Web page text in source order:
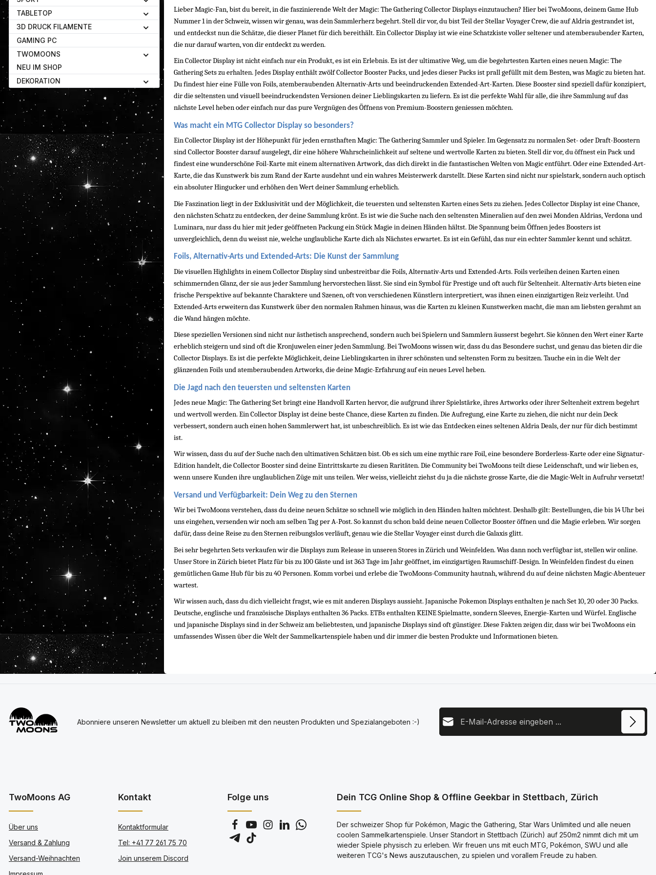
TABLETOP
3D DRUCK FILAMENTE
GAMING PC
TWOMOONS
NEU IM SHOP
DEKORATION
Lieber Magic-Fan, bist du bereit, in die faszinierende Welt der Magic: The Gathering Collector Displays einzutauchen? Hier bei TwoMoons, deinem Game Hub
Nummer 1 in der Schweiz, wissen wir genau, was dein Sammlerherz begehrt. Stell dir vor, du bist Teil der Stellar Voyager Crew, die auf Aldria gestrandet ist,
und entdeckst nun die Schätze, die dieser Planet für dich bereithält. Ein Collector Display ist wie eine Schatzkiste voller seltener und atemberaubender Karten,
die nur darauf warten, von dir entdeckt zu werden.
Ein Collector Display ist nicht einfach nur ein Produkt, es ist ein Erlebnis. Es ist der ultimative Weg, um die begehrtesten Karten eines neuen Magic: The
Gathering Sets zu erhalten. Jedes Display enthält zwölf Collector Booster Packs, und jedes dieser Packs ist prall gefüllt mit dem Besten, was Magic zu bieten hat.
Du findest hier eine Fülle von Foils, atemberaubenden Alternativ-Arts und beeindruckenden Extended-Art-Karten. Diese Booster sind speziell dafür konzipiert,
dir die seltensten und visuell beeindruckendsten Versionen deiner Lieblingskarten zu liefern. Es ist die perfekte Wahl für alle, die ihre Sammlung auf das
nächste Level heben oder einfach nur das pure Vergnügen des Öffnens von Premium-Boostern geniessen möchten.
Was macht ein MTG Collector Display so besonders?
Ein Collector Display ist der Höhepunkt für jeden ernsthaften Magic: The Gathering Sammler und Spieler. Im Gegensatz zu normalen Set- oder Draft-Boostern
sind Collector Booster darauf ausgelegt, dir eine höhere Wahrscheinlichkeit auf seltene und wertvolle Karten zu bieten. Stell dir vor, du öffnest ein Pack und
findest eine wunderschöne Foil-Karte mit einem alternativen Artwork, das dich direkt in die fantastischen Welten von Magic entführt. Oder eine Extended-Art-
Karte, die das Kunstwerk bis zum Rand der Karte ausdehnt und ein wahres Meisterwerk darstellt. Diese Karten sind nicht nur spielstark, sondern auch optisch
ein absoluter Hingucker und erhöhen den Wert deiner Sammlung erheblich.
Die Faszination liegt in der Exklusivität und der Möglichkeit, die teuersten und seltensten Karten eines Sets zu ziehen. Jedes Collector Display ist eine Chance,
den nächsten Schatz zu entdecken, der deine Sammlung krönt. Es ist wie die Suche nach den seltensten Mineralien auf den zwei Monden Aldrias, Verdona und
Luminara, nur dass du hier mit jeder geöffneten Packung ein Stück Magie in deinen Händen hältst. Die Spannung beim Öffnen jedes Boosters ist
unvergleichlich, denn du weisst nie, welche unglaubliche Karte dich als Nächstes erwartet. Es ist ein Gefühl, das nur ein echter Sammler kennt und schätzt.
Foils, Alternativ-Arts und Extended-Arts: Die Kunst der Sammlung
Die visuellen Highlights in einem Collector Display sind unbestreitbar die Foils, Alternativ-Arts und Extended-Arts. Foils verleihen deinen Karten einen
schimmernden Glanz, der sie aus jeder Sammlung hervorstechen lässt. Sie sind ein Symbol für Prestige und oft auch für Seltenheit. Alternativ-Arts bieten eine
frische Perspektive auf bekannte Charaktere und Szenen, oft von verschiedenen Künstlern interpretiert, was ihnen einen einzigartigen Reiz verleiht. Und
Extended-Arts erweitern das Kunstwerk über den normalen Rahmen hinaus, was die Karten zu kleinen Kunstwerken macht, die man am liebsten gerahmt an
die Wand hängen möchte.
Diese speziellen Versionen sind nicht nur ästhetisch ansprechend, sondern auch bei Spielern und Sammlern äusserst begehrt. Sie können den Wert einer Karte
erheblich steigern und sind oft die Kronjuwelen einer jeden Sammlung. Bei TwoMoons wissen wir, dass du das Besondere suchst, und genau das bieten dir die
Collector Displays. Es ist die perfekte Möglichkeit, deine Lieblingskarten in ihrer schönsten und seltensten Form zu besitzen. Tauche ein in die Welt der
glänzenden Foils und atemberaubenden Artworks, die deine Magic-Erfahrung auf ein neues Level heben.
Die Jagd nach den teuersten und seltensten Karten
Jedes neue Magic: The Gathering Set bringt eine Handvoll Karten hervor, die aufgrund ihrer Spielstärke, ihres Artworks oder ihrer Seltenheit extrem begehrt
und wertvoll werden. Ein Collector Display ist deine beste Chance, diese Karten zu finden. Die Aufregung, eine Karte zu ziehen, die nicht nur dein Deck
verbessert, sondern auch einen hohen Sammlerwert hat, ist unbeschreiblich. Es ist wie das Entdecken eines seltenen Aldria Deals, der nur für dich bestimmt
ist.
Wir wissen, dass du auf der Suche nach den ultimativen Schätzen bist. Ob es sich um eine mythic rare Foil, eine besondere Borderless-Karte oder eine Signatur-
Edition handelt, die Collector Booster sind deine Eintrittskarte zu diesen Raritäten. Die Community bei TwoMoons teilt diese Leidenschaft, und wir lieben es,
wenn unsere Kunden ihre unglaublichen Züge mit uns teilen. Wer weiss, vielleicht ziehst du ja die nächste grosse Karte, die die Magic-Welt in Aufruhr versetzt!
Versand und Verfügbarkeit: Dein Weg zu den Sternen
Wir bei TwoMoons verstehen, dass du deine neuen Schätze so schnell wie möglich in den Händen halten möchtest. Deshalb gilt: Bestellungen, die bis 14 Uhr bei
uns eingehen, versenden wir noch am selben Tag per A-Post. So kannst du schon bald deine neuen Collector Booster öffnen und die Magie erleben. Wir sorgen
dafür, dass deine Reise zu den Sternen reibungslos verläuft, genau wie die Stellar Voyager einst durch die Galaxis glitt.
Bei sehr begehrten Sets verkaufen wir die Displays zum Release in unseren Stores in Zürich und Weinfelden. Was dann noch verfügbar ist, stellen wir online.
Unser Store in Zürich bietet Platz für bis zu 100 Gäste und ist 363 Tage im Jahr geöffnet, im einzigartigen Raumschiff-Design. In Weinfelden findest du einen
gemütlichen Game Hub für bis zu 40 Personen. Komm vorbei und erlebe die TwoMoons-Community hautnah, während du auf deine nächsten Magic-Abenteuer
wartest.
Wir wissen auch, dass du dich vielleicht fragst, wie es mit anderen Displays aussieht. Japanische Pokemon Displays enthalten je nach Set 10, 20 oder 30 Packs.
Deutsche, englische und französische Displays enthalten 36 Packs. ETBs enthalten KEINE Spielmatte, sondern Sleeves, Energie-Karten und Würfel. Englische
und japanische Displays sind in der Schweiz am beliebtesten, und japanische Displays sind oft günstiger. Diese Fakten zeigen dir, dass wir bei TwoMoons ein
umfassendes Wissen über die Welt der Sammelkartenspiele haben und dir immer die besten Produkte und Informationen bieten.
Abonniere unseren Newsletter um aktuell zu bleiben mit den neusten Produkten und Spezialangeboten :-)
E-Mail-Adresse
TwoMoons AG
Über uns
Versand & Zahlung
Versand-Weihnachten
Kontakt
Kontaktformular
Tel: +41 77 261 75 70
Join unserem Discord
Folge uns Dein TCG Online Shop & Offline Geekbar in Stettbach, Zürich
Der schweizer Shop für Pokémon, Magic the Gathering, Star Wars Unlimited und alle neuen
coolen Sammelkartenspiele. Unser Standort in Stettbach (Zürich) auf 250m2 nimmt dich mit um
wieder Spiele physisch zu erleben. Wir freuen uns mit euch MTG, Pokémon, SWU und alle
weiteren TCG's News auszutauschen, zu spielen und vorallem Freude zu haben.